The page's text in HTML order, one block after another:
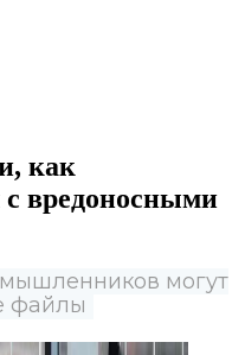
как
вредоносными
могут
файлы